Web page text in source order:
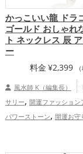
かっこいい龍 ドラ
ゴールド おしゃれ
ト ネックレス 辰
ー
料金 ¥2,399
風水師 K（編集長）
サリー, 開運ファッション
パワーストーン, 開運お守